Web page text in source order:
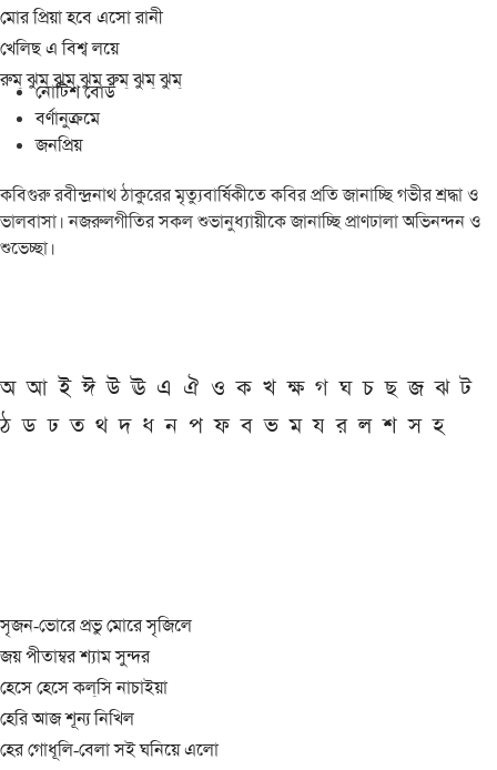
মোর প্রিয়া হবে এসো রানী
খেলিছ এ বিশ্ব লয়ে
রুম্ ঝুম্ ঝুম্ ঝুম্ রুম্ ঝুম্ ঝুম্
নোটিশ বোর্ড
বর্ণানুক্রমে
জনপ্রিয়
কবিগুরু রবীন্দ্রনাথ ঠাকুরের মৃত্যুবার্ষিকীতে কবির প্রতি জানাচ্ছি গভীর শ্রদ্ধা ও
ভালবাসা। নজরুলগীতির সকল শুভানুধ্যায়ীকে জানাচ্ছি প্রাণঢালা অভিনন্দন ও
শুভেচ্ছা।
অ আ ই ঈ উ ঊ এ ঐ ও ক খ ক্ষ গ ঘ চ ছ জ ঝ ট
ঠ ড ঢ ত থ দ ধ ন প ফ ব ভ ম য র ল শ স হ
সৃজন-ভোরে প্রভু মোরে সৃজিলে
জয় পীতাম্বর শ্যাম সুন্দর
হেসে হেসে কল্‌সি নাচাইয়া
হেরি আজ শূন্য নিখিল
হের গোধূলি-বেলা সই ঘনিয়ে এলো